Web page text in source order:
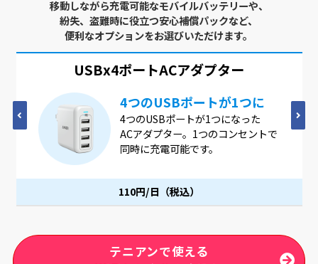
移動しながら充電可能なモバイルバッテリーや、
紛失、盗難時に役立つ安心補償パックなど、
便利なオプションをお選びいただけます。
USBx4ポートACアダプター
4つのUSBポートが1つに
4つのUSBポートが1つになった
ACアダプター。1つのコンセントで
同時に充電可能です。
110円/日（税込）
テニアンで使える